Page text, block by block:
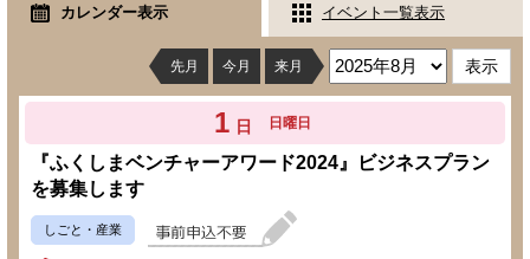
カレンダー表示 イベント一覧表示
先月 今月 来月
1 日 日曜日
『ふくしまベンチャーアワード2024』ビジネスプラン
を募集します
しごと・産業